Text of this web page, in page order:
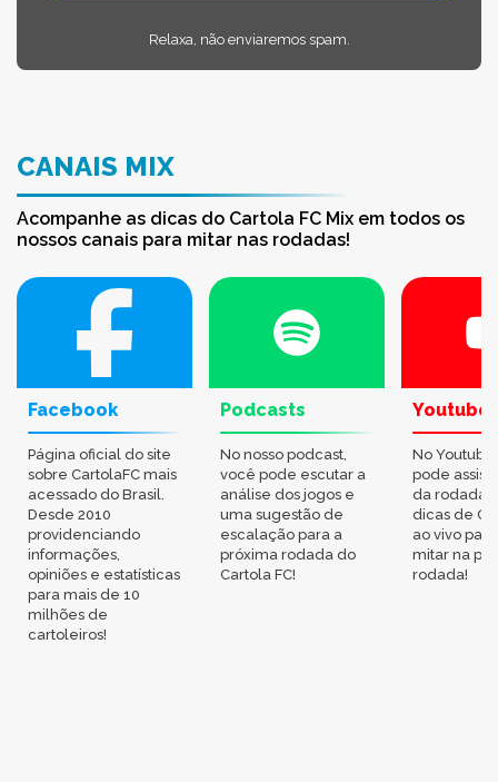
Relaxa, não enviaremos spam.
CANAIS MIX
Acompanhe as dicas do Cartola FC Mix em todos os
nossos canais para mitar nas rodadas!
Facebook
Página oficial do site
sobre CartolaFC mais
acessado do Brasil.
Desde 2010
providenciando
informações,
opiniões e estatísticas
para mais de 10
milhões de
cartoleiros!
Podcasts
No nosso podcast,
você pode escutar a
análise dos jogos e
uma sugestão de
escalação para a
próxima rodada do
Cartola FC!
Youtube
No
pode
da rodada,
dicas de
ao vivo
mitar na
rodada!